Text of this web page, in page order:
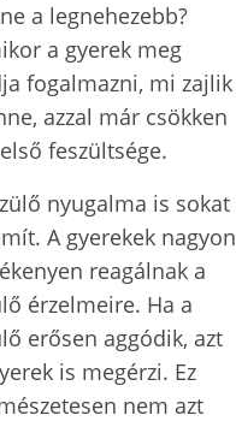
a legnehezebb?
a gyerek meg
fogalmazni, mi zajlik
azzal már csökken
feszültsége.
nyugalma is sokat
A gyerekek nagyon
reagálnak a
érzelmeire. Ha a
erősen aggódik, azt
is megérzi. Ez
nem azt